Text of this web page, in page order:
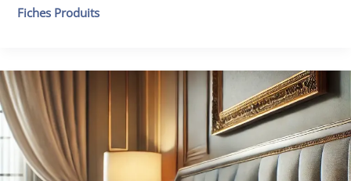
Fiches Produits